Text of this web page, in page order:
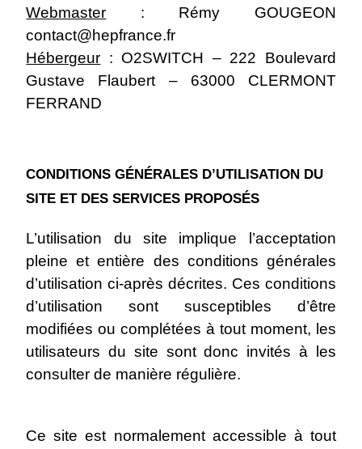
Webmaster : Rémy GOUGEON
contact@hepfrance.fr
Hébergeur : O2SWITCH – 222 Boulevard
Gustave Flaubert – 63000 CLERMONT
FERRAND
CONDITIONS GÉNÉRALES D’UTILISATION DU
SITE ET DES SERVICES PROPOSÉS
L’utilisation du site implique l’acceptation
pleine et entière des conditions générales
d’utilisation ci-après décrites. Ces conditions
d’utilisation sont susceptibles d’être
modifiées ou complétées à tout moment, les
utilisateurs du site sont donc invités à les
consulter de manière régulière.
Ce site est normalement accessible à tout